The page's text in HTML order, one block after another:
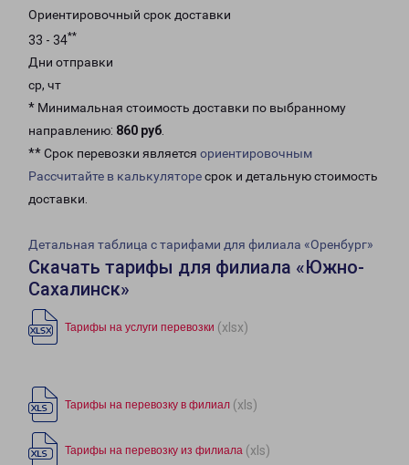
Ориентировочный срок доставки
33 - 34**
Дни отправки
ср, чт
* Минимальная стоимость доставки по выбранному
направлению: 860 руб.
** Срок перевозки является ориентировочным
Рассчитайте в калькуляторесрок и детальную стоимость
доставки.
Детальная таблица с тарифами для филиала «Оренбург»
Скачать тарифы для филиала «Южно-
Сахалинск»
Тарифы на услуги перевозки (xlsx)
Тарифы на перевозку в филиал (xls)
Тарифы на перевозку из филиала (xls)